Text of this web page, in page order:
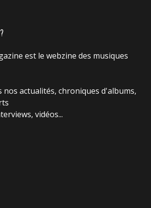
est le webzine des musiques
nos actualités, chroniques d'albums,
vidéos...